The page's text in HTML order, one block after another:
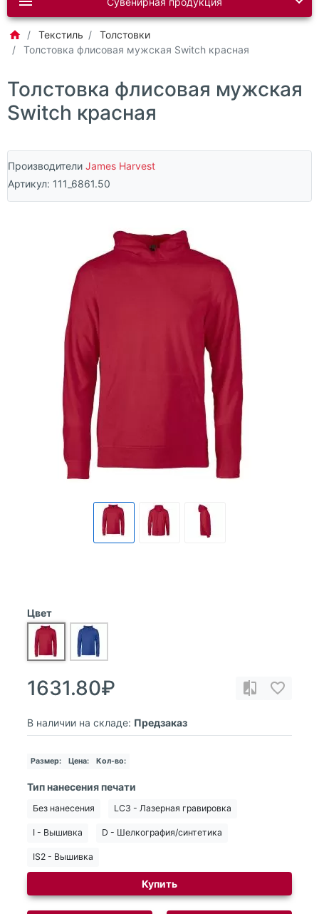
Текстиль
Толстовки
Толстовка флисовая мужская Switch красная
Толстовка флисовая мужская
Switch красная
Производители James Harvest
Артикул: 111_6861.50
Цвет
1631.80₽
В наличии на складе: Предзаказ
Размер: Цена: Кол-во:
Тип нанесения печати
Без нанесения LC3 - Лазерная гравировка
I - Вышивка D - Шелкография/синтетика
IS2 - Вышивка
Купить